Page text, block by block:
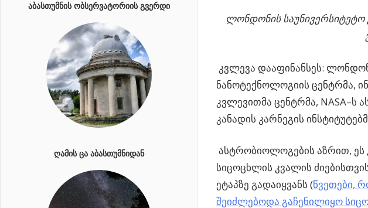
ლონდონის
კვლევა დააფინანსეს:
ნანოტექნოლოგიის ცენტრმა,
კვლევითმა ცენტრმა, NASA–ს
კანადის კარნეგის
ასტრობიოლოგების აზრით, ეს
სიცოცხლის კვალის
ეტაპზე გადაიყვანს (წვეთები,
შეიძლებოდა გაჩენილიყო
ᲐᲑᲐᲡᲗᲣᲛᲜᲘᲡ ᲝᲑᲡᲔᲠᲕᲐᲢᲝᲠᲘᲘᲡ ᲒᲕᲔᲠᲓᲘ
ᲦᲐᲛᲘᲡ ᲪᲐ ᲐᲑᲐᲡᲗᲣᲛᲜᲘᲓᲐᲜ